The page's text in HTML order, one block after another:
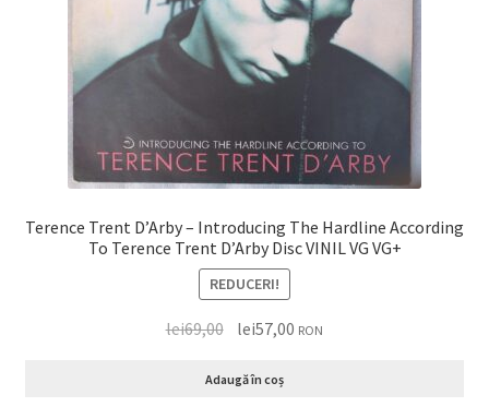
Terence Trent D’Arby – Introducing The Hardline According
To Terence Trent D’Arby Disc VINIL VG VG+
REDUCERI!
lei69,00 lei57,00 RON
Adaugă în coș